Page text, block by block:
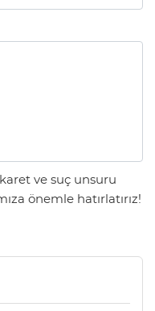
ve suç unsuru
önemle hatırlatırız!